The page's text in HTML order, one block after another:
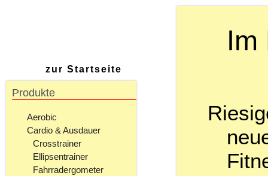
zur Startseite
Produkte
Aerobic
Cardio & Ausdauer
Crosstrainer
Ellipsentrainer
Fahrradergometer
Im